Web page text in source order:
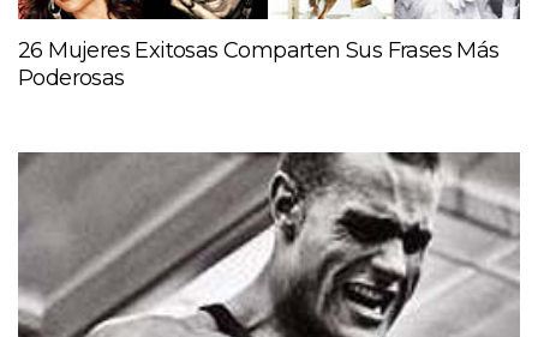
26 Mujeres Exitosas Comparten Sus Frases Más
Poderosas